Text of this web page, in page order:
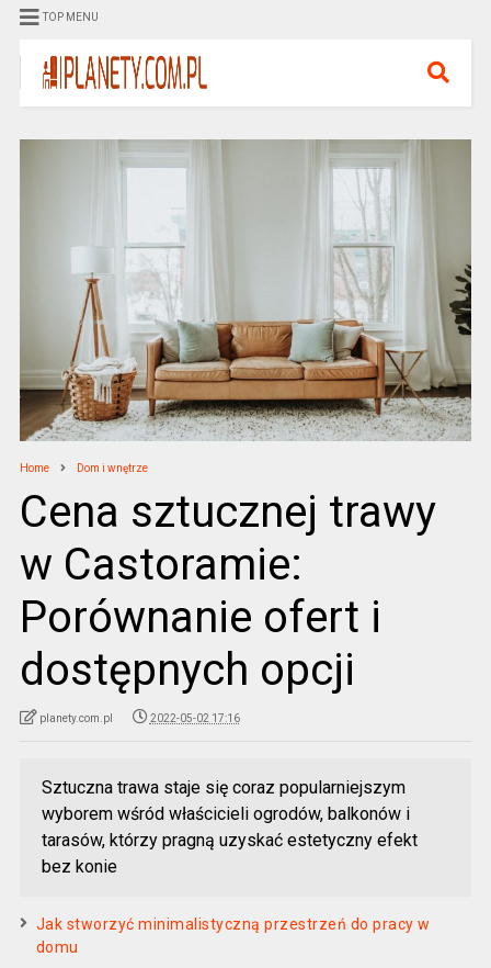
TOP MENU
Home Dom i wnętrze
Cena sztucznej trawy
w Castoramie:
Porównanie ofert i
dostępnych opcji
planety.com.pl 2022-05-02 17:16
Sztuczna trawa staje się coraz popularniejszym
wyborem wśród właścicieli ogrodów, balkonów i
tarasów, którzy pragną uzyskać estetyczny efekt
bez konie
Jak stworzyć minimalistyczną przestrzeń do pracy w
domu